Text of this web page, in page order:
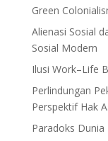
Green
Alienasi Sosial
Sosial Modern
Ilusi Work–Life
Perlindungan
Perspektif Hak
Paradoks